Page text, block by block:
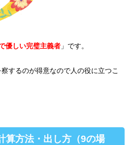
優しい完璧主義者 」です。
するのが得意なので人の役に立つこ
算方法・出し方（9の場